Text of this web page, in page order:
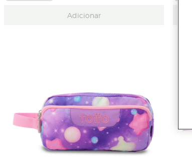
Adicionar